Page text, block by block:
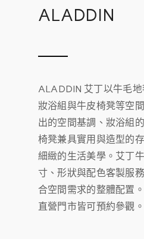
ALADDIN
ALADDIN 艾丁以牛毛
妝浴組與牛皮椅凳等空
出的空間基調、妝浴組
椅凳兼具實用與造型的
細緻的生活美學。艾丁
寸、形狀與配色客製服
合空間需求的整體配置
直營門市皆可預約參觀。